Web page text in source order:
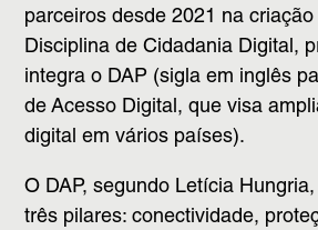
parceiros desde 2021 na
Disciplina de Cidadania Digital,
integra o DAP (sigla em inglês
de Acesso Digital, que visa
digital em vários países).
O DAP, segundo Letícia
três pilares: conectividade,